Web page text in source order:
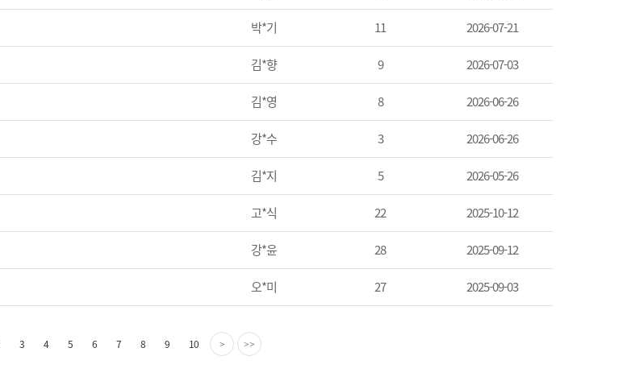
박*기 11 2026-07-21
김*향 9 2026-07-03
김*영 8 2026-06-26
강*수 3 2026-06-26
김*지 5 2026-05-26
고*식 22 2025-10-12
강*윤 28 2025-09-12
오*미 27 2025-09-03
3 4 5 6 7 8 9 10 > >>